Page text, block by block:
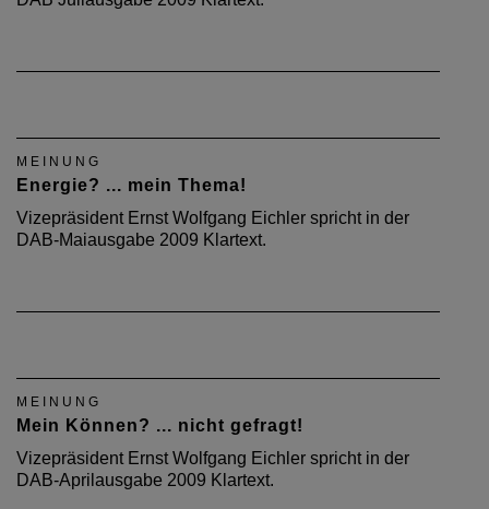
MEINUNG
Energie? ... mein Thema!
Vizepräsident Ernst Wolfgang Eichler spricht in der
DAB-Maiausgabe 2009 Klartext.
MEINUNG
Mein Können? ... nicht gefragt!
Vizepräsident Ernst Wolfgang Eichler spricht in der
DAB-Aprilausgabe 2009 Klartext.